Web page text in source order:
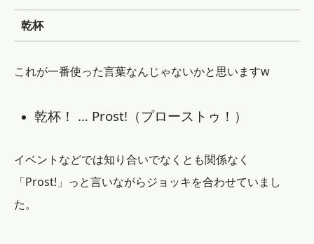
乾杯
これが一番使った言葉なんじゃないかと思いますw
乾杯！ … Prost!（プローストゥ！）
イベントなどでは知り合いでなくとも関係なく
「Prost!」っと言いながらジョッキを合わせていまし
た。